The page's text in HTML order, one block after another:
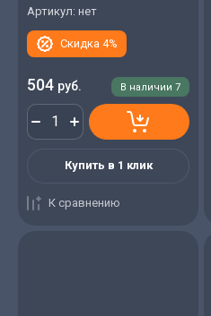
Артикул: нет
Скидка 4%
В наличии 7
504 руб.
Купить в 1 клик
К сравнению